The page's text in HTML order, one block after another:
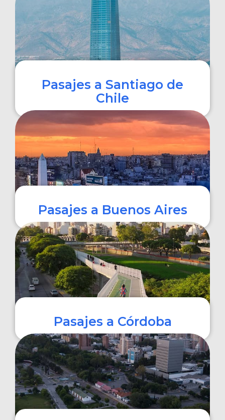
COMPRAR
Pasajes a Santiago de
Chile
Pasajes a Buenos Aires
COMPRAR
Pasajes a Córdoba
COMPRAR